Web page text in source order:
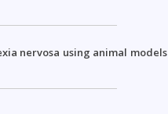
nervosa using animal models